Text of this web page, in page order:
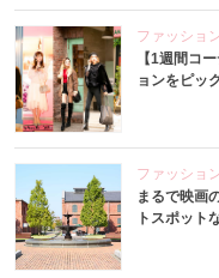
ファッショ
【1週間コ
ョンをピッ
ファッショ
まるで映画
トスポット